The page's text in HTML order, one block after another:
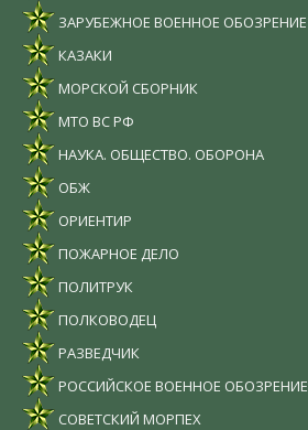
ЗАРУБЕЖНОЕ ВОЕННОЕ ОБОЗРЕНИЕ
КАЗАКИ
МОРСКОЙ СБОРНИК
МТО ВС РФ
НАУКА. ОБЩЕСТВО. ОБОРОНА
ОБЖ
ОРИЕНТИР
ПОЖАРНОЕ ДЕЛО
ПОЛИТРУК
ПОЛКОВОДЕЦ
РАЗВЕДЧИК
РОССИЙСКОЕ ВОЕННОЕ ОБОЗРЕНИЕ
СОВЕТСКИЙ МОРПЕХ